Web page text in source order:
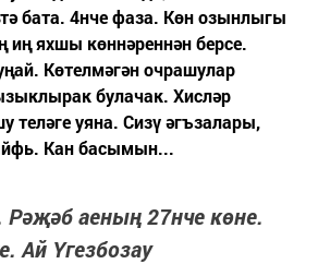
бата. 4нче фаза. Көн озынлыгы
иң яхшы көннәреннән берсе.
Көтелмәгән очрашулар
булачак. Хисләр
теләге уяна. Сизү әгъзалары,
Кан басымын...
аеның 27нче көне.
Ай Үгезбозау